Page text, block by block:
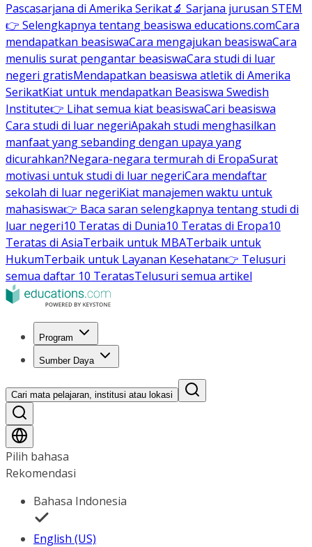
Pascasarjana di Amerika Serikat🔬 Sarjana jurusan STEM
👉 Selengkapnya tentang beasiswa educations.comCara
mendapatkan beasiswaCara mengajukan beasiswaCara
menulis surat pengantar beasiswaCara studi di luar
negeri gratisMendapatkan beasiswa atletik di Amerika
SerikatKiat untuk mendapatkan Beasiswa Swedish
Institute👉 Lihat semua kiat beasiswaCari beasiswa
Cara studi di luar negeriApakah studi menghasilkan
manfaat yang sebanding dengan upaya yang
dicurahkan?Negara-negara termurah di EropaSurat
motivasi untuk studi di luar negeriCara mendaftar
sekolah di luar negeriKiat manajemen waktu untuk
mahasiswa👉 Baca saran selengkapnya tentang studi di
luar negeri10 Teratas di Dunia10 Teratas di Eropa10
Teratas di AsiaTerbaik untuk MBATerbaik untuk
HukumTerbaik untuk Layanan Kesehatan👉 Telusuri
semua daftar 10 TeratasTelusuri semua artikel
Program
Sumber Daya
Cari mata pelajaran, institusi atau lokasi
Pilih bahasa
Rekomendasi
Bahasa Indonesia
English (US)